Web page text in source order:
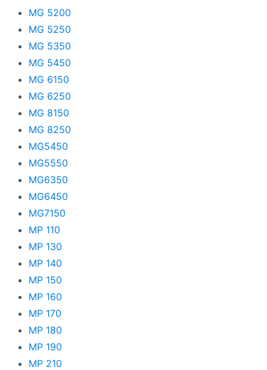
MG 5200
MG 5250
MG 5350
MG 5450
MG 6150
MG 6250
MG 8150
MG 8250
MG5450
MG5550
MG6350
MG6450
MG7150
MP 110
MP 130
MP 140
MP 150
MP 160
MP 170
MP 180
MP 190
MP 210